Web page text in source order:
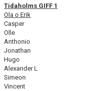
GIFF CUPEN
KONTAKT
DOKUMENT
TRUPPEN
Tidaholms GIFF 1
Ola o Erik
Casper
Olle
Anthonio
Jonathan
Hugo
Alexander L
Simeon
Vincent